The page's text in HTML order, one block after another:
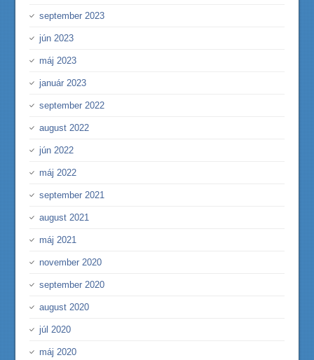
september 2023
jún 2023
máj 2023
január 2023
september 2022
august 2022
jún 2022
máj 2022
september 2021
august 2021
máj 2021
november 2020
september 2020
august 2020
júl 2020
máj 2020